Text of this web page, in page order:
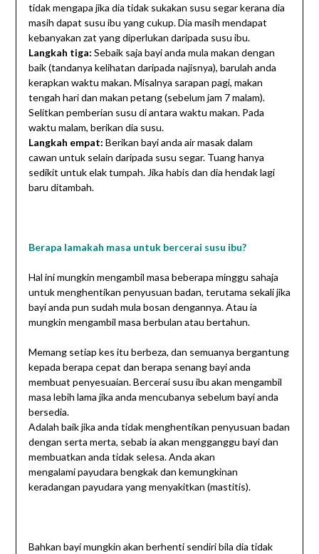
tidak mengapa jika dia tidak sukakan susu segar kerana dia
masih dapat susu ibu yang cukup. Dia masih mendapat
kebanyakan zat yang diperlukan daripada susu ibu.
Langkah tiga: Sebaik saja bayi anda mula makan dengan
baik (tandanya kelihatan daripada najisnya), barulah anda
kerapkan waktu makan. Misalnya sarapan pagi, makan
tengah hari dan makan petang (sebelum jam 7 malam).
Selitkan pemberian susu di antara waktu makan. Pada
waktu malam, berikan dia susu.
Langkah empat: Berikan bayi anda air masak dalam
cawan untuk selain daripada susu segar. Tuang hanya
sedikit untuk elak tumpah. Jika habis dan dia hendak lagi
baru ditambah.
Berapa lamakah masa untuk bercerai susu ibu?
Hal ini mungkin mengambil masa beberapa minggu sahaja
untuk menghentikan penyusuan badan, terutama sekali jika
bayi anda pun sudah mula bosan dengannya. Atau ia
mungkin mengambil masa berbulan atau bertahun.
Memang setiap kes itu berbeza, dan semuanya bergantung
kepada berapa cepat dan berapa senang bayi anda
membuat penyesuaian. Bercerai susu ibu akan mengambil
masa lebih lama jika anda mencubanya sebelum bayi anda
bersedia.
Adalah baik jika anda tidak menghentikan penyusuan badan
dengan serta merta, sebab ia akan mengganggu bayi dan
membuatkan anda tidak selesa. Anda akan
mengalami payudara bengkak dan kemungkinan
keradangan payudara yang menyakitkan (mastitis).
Bahkan bayi mungkin akan berhenti sendiri bila dia tidak